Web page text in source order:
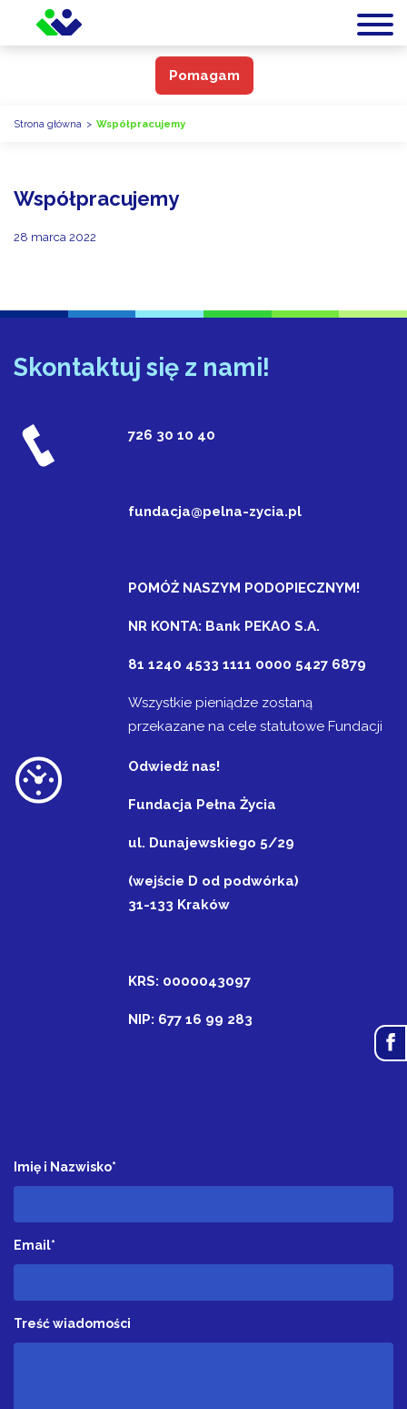
Pomagam
Strona główna > Współpracujemy
Współpracujemy
28 marca 2022
Skontaktuj się z nami!
726 30 10 40
fundacja@pelna-zycia.pl
POMÓŻ NASZYM PODOPIECZNYM!
NR KONTA: Bank PEKAO S.A.
81 1240 4533 1111 0000 5427 6879
Wszystkie pieniądze zostaną
przekazane na cele statutowe Fundacji
Odwiedź nas!
Fundacja Pełna Życia
ul. Dunajewskiego 5/29
(wejście D od podwórka)
31-133 Kraków
KRS: 0000043097
NIP: 677 16 99 283
Imię i Nazwisko*
Email*
Treść wiadomości